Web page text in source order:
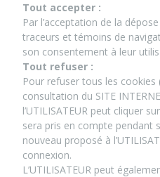
Tout accepter :
Par l’acceptation de la
traceurs et témoins de
son consentement à leur
Tout refuser :
Pour refuser tous les cookies
consultation du SITE
l’UTILISATEUR peut cliquer
sera pris en compte pendant
nouveau proposé à
connexion.
L’UTILISATEUR peut